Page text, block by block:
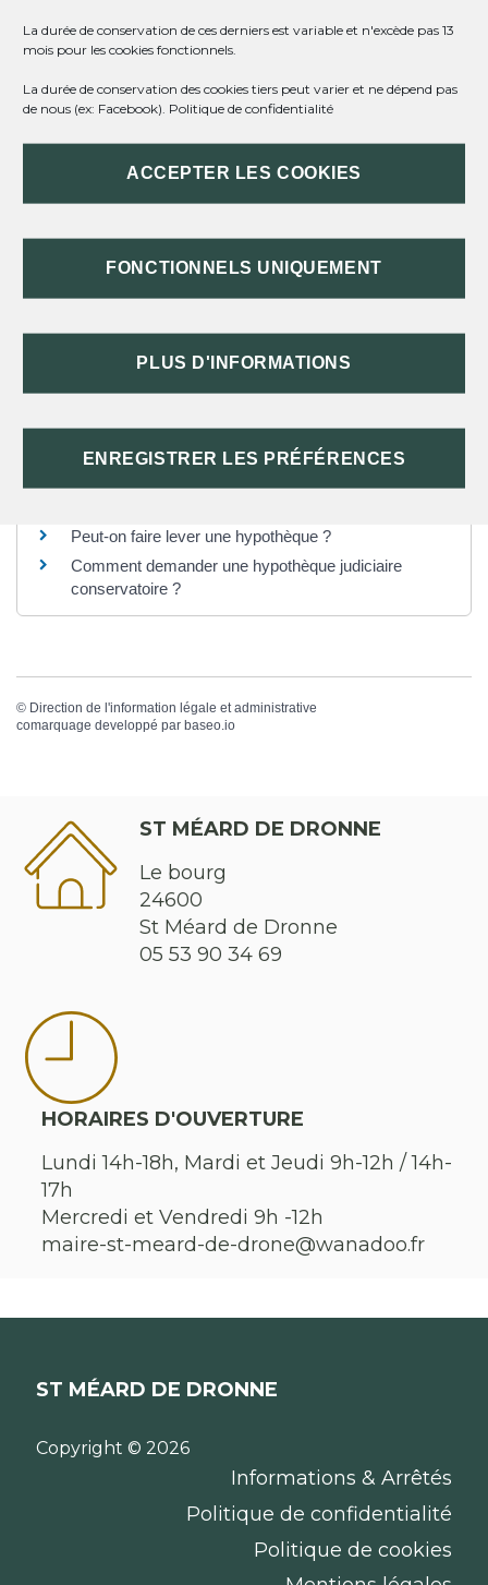
La durée de conservation de ces derniers est variable et n'excède pas 13
mois pour les cookies fonctionnels.
La durée de conservation des cookies tiers peut varier et ne dépend pas
de nous (ex: Facebook). Politique de confidentialité
ACCEPTER LES COOKIES
FONCTIONNELS UNIQUEMENT
PLUS D'INFORMATIONS
ENREGISTRER LES PRÉFÉRENCES
L'inscription prend fin automatiquement (sans frais, ni démarche
crédit immobilier. Il s'agit de la dernière échéance de
remboursement telle qu'indiquée lors de l'inscription de
Si vous voulez <a href="https://st-meard-de-dronne.fr/infos-et-
dronne.fr/infos-et-demarches-particuliers/?
xml=R2980">mainlevée</a> à payer. Le montant de ces frais
Questions ? Réponses !
Peut-on faire lever une hypothèque ?
Comment demander une hypothèque judiciaire
conservatoire ?
© Direction de l'information légale et administrative
comarquage developpé par baseo.io
ST MÉARD DE DRONNE
Le bourg
24600
St Méard de Dronne
05 53 90 34 69
HORAIRES D'OUVERTURE
Lundi 14h-18h, Mardi et Jeudi 9h-12h / 14h-
17h
Mercredi et Vendredi 9h -12h
maire-st-meard-de-drone@wanadoo.fr
ST MÉARD DE DRONNE
Copyright © 2026
Informations & Arrêtés
Politique de confidentialité
Politique de cookies